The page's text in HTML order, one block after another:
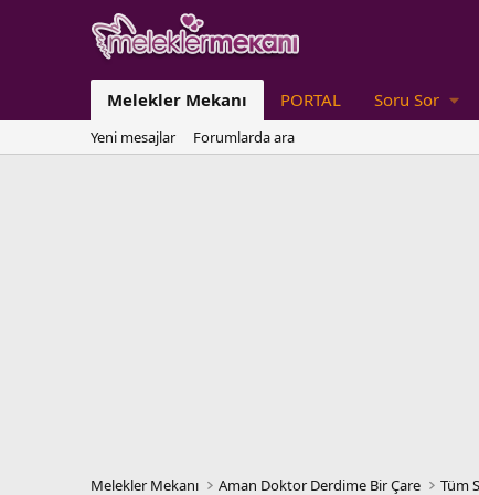
Melekler Mekanı PORTAL Soru Sor
Yeni mesajlar Forumlarda ara
Melekler Mekanı Aman Doktor Derdime Bir Çare Tüm